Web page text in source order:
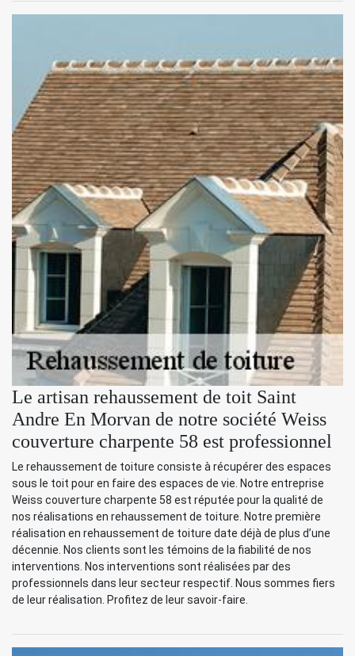
Le artisan rehaussement de toit Saint
Andre En Morvan de notre société Weiss
couverture charpente 58 est professionnel
Le rehaussement de toiture consiste à récupérer des espaces
sous le toit pour en faire des espaces de vie. Notre entreprise
Weiss couverture charpente 58 est réputée pour la qualité de
nos réalisations en rehaussement de toiture. Notre première
réalisation en rehaussement de toiture date déjà de plus d’une
décennie. Nos clients sont les témoins de la fiabilité de nos
interventions. Nos interventions sont réalisées par des
professionnels dans leur secteur respectif. Nous sommes fiers
de leur réalisation. Profitez de leur savoir-faire.